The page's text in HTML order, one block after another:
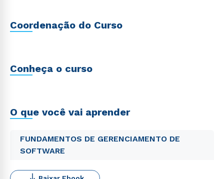
Coordenação do Curso
Conheça o curso
O que você vai aprender
FUNDAMENTOS DE GERENCIAMENTO DE
SOFTWARE